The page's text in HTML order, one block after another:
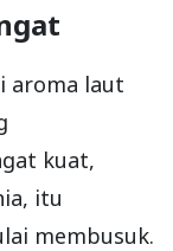
aroma laut
kuat,
itu
membusuk.